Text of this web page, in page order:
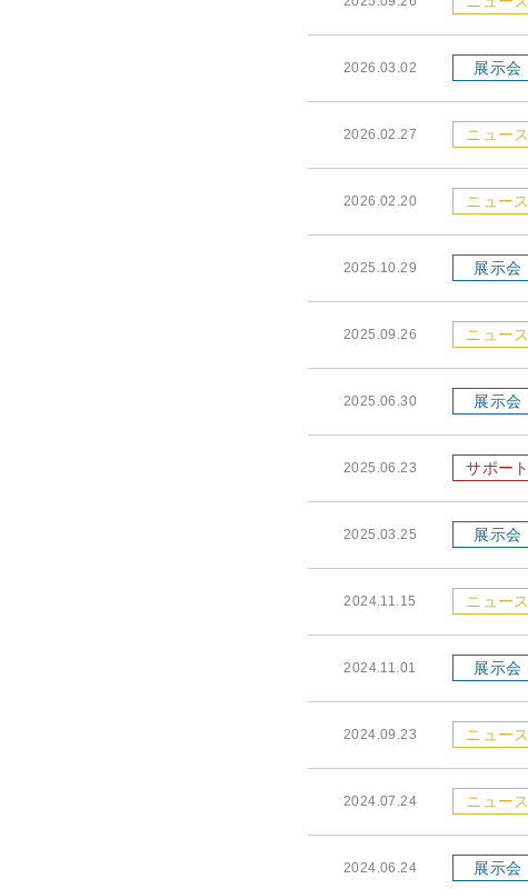
2026.03.02 展示会
2026.02.27 ニュース
2026.02.20 ニュース
2025.10.29 展示会
2025.09.26 ニュース
2025.06.30 展示会
2025.06.23 サポート
2025.03.25 展示会
2024.11.15 ニュース
2024.11.01 展示会
2024.09.23 ニュース
2024.07.24 ニュース
2024.06.24 展示会